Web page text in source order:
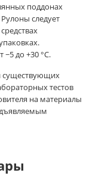
поддонах
следует
до +30 °C.
существующих
тестов
на материалы